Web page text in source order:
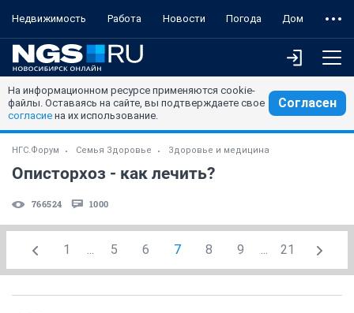
Недвижимость Работа Новости Погода Дом
На информационном ресурсе применяются cookie-
файлы. Оставаясь на сайте, вы подтверждаете свое
согласие на их использование.
Согласен
НГС.Форум Семья Здоровье Здоровье и медицина
Описторхоз - как лечить?
766524 1000
1 ... 5 6 7 8 9 ... 21